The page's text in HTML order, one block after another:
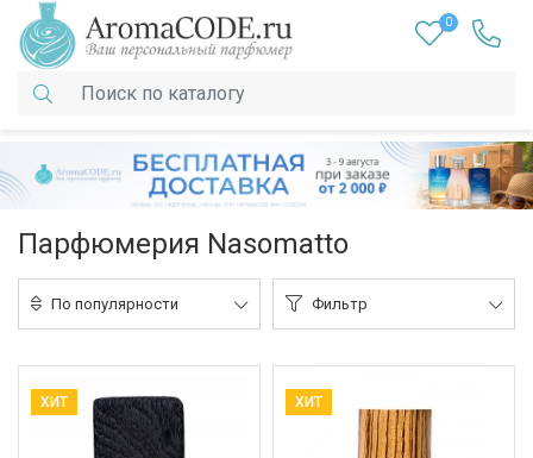
0
Парфюмерия Nasomatto
По популярности Фильтр
ХИТ ХИТ